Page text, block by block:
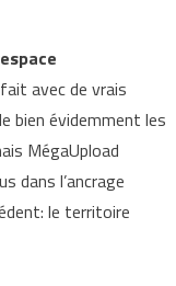
fait avec de vrais
bien évidemment les
MégaUpload
dans l’ancrage
le territoire